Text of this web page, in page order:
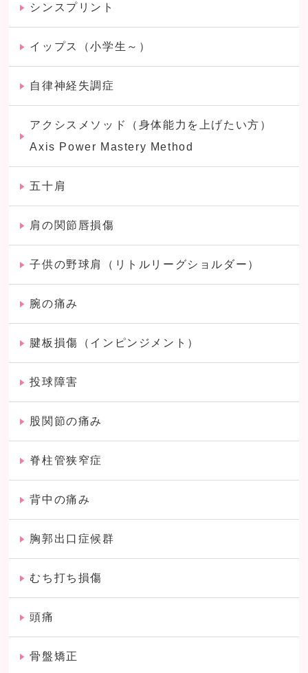
シンスプリント
イップス（小学生～）
自律神経失調症
アクシスメソッド（身体能力を上げたい方）
Axis Power Mastery Method
五十肩
肩の関節唇損傷
子供の野球肩（リトルリーグショルダー）
腕の痛み
腱板損傷（インピンジメント）
投球障害
股関節の痛み
脊柱管狭窄症
背中の痛み
胸郭出口症候群
むち打ち損傷
頭痛
骨盤矯正